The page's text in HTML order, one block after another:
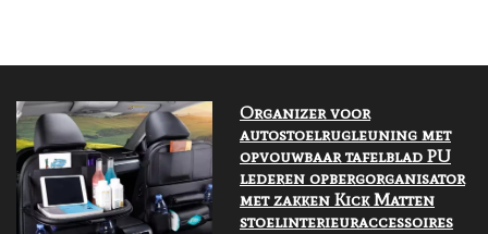
Organizer voor
autostoelrugleuning met
opvouwbaar tafelblad PU
lederen opbergorganisator
met zakken Kick Matten
stoelinterieuraccessoires